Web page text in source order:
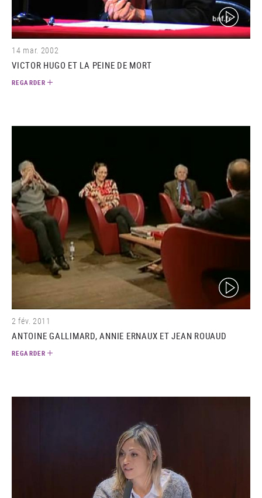
(video)
14 mar. 2002
VICTOR HUGO ET LA PEINE DE MORT
REGARDER
(video)
2 fév. 2011
ANTOINE GALLIMARD, ANNIE ERNAUX ET JEAN ROUAUD
REGARDER